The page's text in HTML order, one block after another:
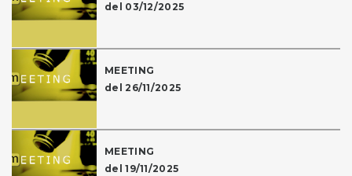
del 03/12/2025
MEETING
del 26/11/2025
MEETING
del 19/11/2025